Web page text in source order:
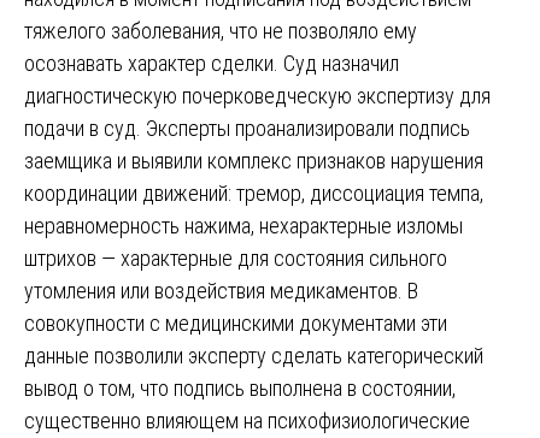
тяжелого заболевания, что не позволяло ему
осознавать характер сделки. Суд назначил
диагностическую почерковедческую экспертизу для
подачи в суд. Эксперты проанализировали подпись
заемщика и выявили комплекс признаков нарушения
координации движений: тремор, диссоциация темпа,
неравномерность нажима, нехарактерные изломы
штрихов — характерные для состояния сильного
утомления или воздействия медикаментов. В
совокупности с медицинскими документами эти
данные позволили эксперту сделать категорический
вывод о том, что подпись выполнена в состоянии,
существенно влияющем на психофизиологические